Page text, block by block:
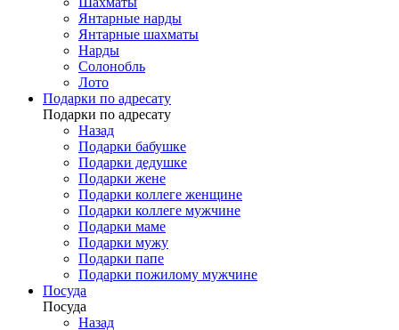
Янтарные нарды
Янтарные шахматы
Нарды
Солонобль
Лото
Подарки по адресату
Подарки по адресату
Назад
Подарки бабушке
Подарки дедушке
Подарки жене
Подарки коллеге женщине
Подарки коллеге мужчине
Подарки маме
Подарки мужу
Подарки папе
Подарки пожилому мужчине
Посуда
Посуда
Назад